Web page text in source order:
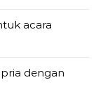
acara
dengan